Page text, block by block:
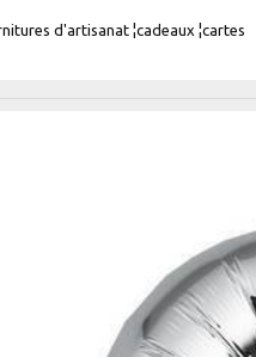
d'artisanat ¦cadeaux ¦cartes